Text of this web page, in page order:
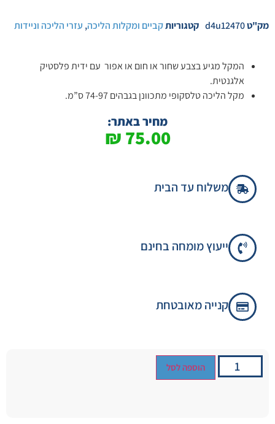
מק"טd4u12470 קטגוריותקביים ומקלות הליכה, עזרי הליכה וניידות
המקל מגיע בצבע שחור או חום או אפור עם ידית פלסטיק
אלגנטית.
מקל הליכה טלסקופי מתכוונן בגבהים 74-97 ס”מ.
מחיר באתר:
75.00
₪
משלוח עד הבית
ייעוץ מומחה בחינם
קנייה מאובטחת
הוספה לסל